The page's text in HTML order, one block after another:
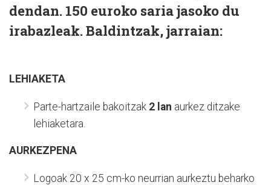
dendan. 150 euroko saria jasoko du
irabazleak. Baldintzak, jarraian:
LEHIAKETA
Parte-hartzaile bakoitzak 2 lan aurkez ditzake
lehiaketara.
AURKEZPENA
Logoak 20 x 25 cm-ko neurrian aurkeztu beharko